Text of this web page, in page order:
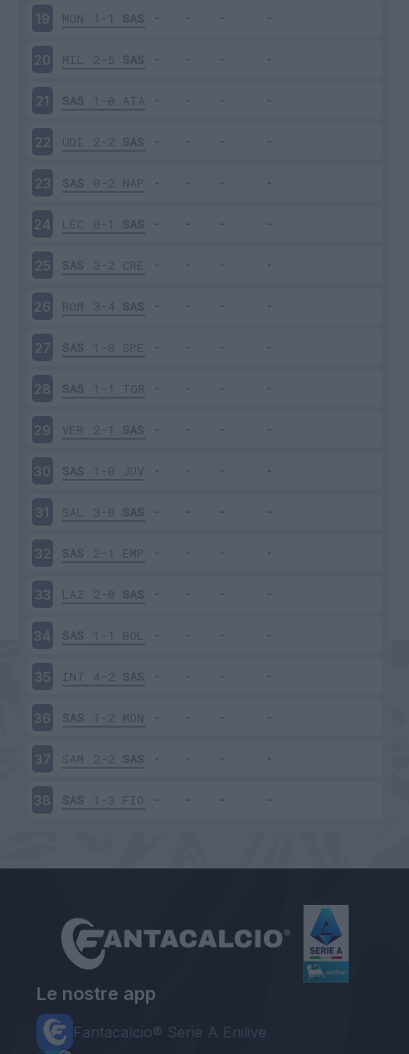
19 MON 1-1 SAS
20 MIL 2-5 SAS
21 SAS 1-0 ATA
22 UDI 2-2 SAS
23 SAS 0-2 NAP
24 LEC 0-1 SAS
25 SAS 3-2 CRE
26 ROM 3-4 SAS
27 SAS 1-0 SPE
28 SAS 1-1 TOR
29 VER 2-1 SAS
30 SAS 1-0 JUV
31 SAL 3-0 SAS
32 SAS 2-1 EMP
33 LAZ 2-0 SAS
34 SAS 1-1 BOL
35 INT 4-2 SAS
36 SAS 1-2 MON
37 SAM 2-2 SAS
38 SAS 1-3 FIO
Le nostre app
Fantacalcio® Serie A Enilive